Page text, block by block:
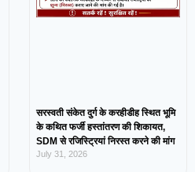
सरस्वती संकेत दुर्ग के करहीडीह स्थित भूमि
के कथित फर्जी हस्तांतरण की शिकायत,
SDM से रजिस्ट्रियां निरस्त करने की मांग
July 31, 2026